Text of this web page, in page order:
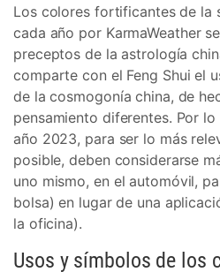
Los colores fortificantes de la
cada año por KarmaWeather
preceptos de la astrología
comparte con el Feng Shui el
de la cosmogonía china, de
pensamiento diferentes. Por
año 2023, para ser lo más
posible, deben considerarse
uno mismo, en el automóvil,
bolsa) en lugar de una
la oficina).
Usos y símbolos de los